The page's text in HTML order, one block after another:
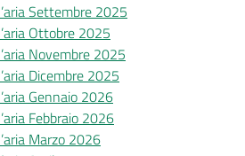
Settembre 2025
Ottobre 2025
Novembre 2025
Dicembre 2025
Gennaio 2026
Febbraio 2026
Marzo 2026